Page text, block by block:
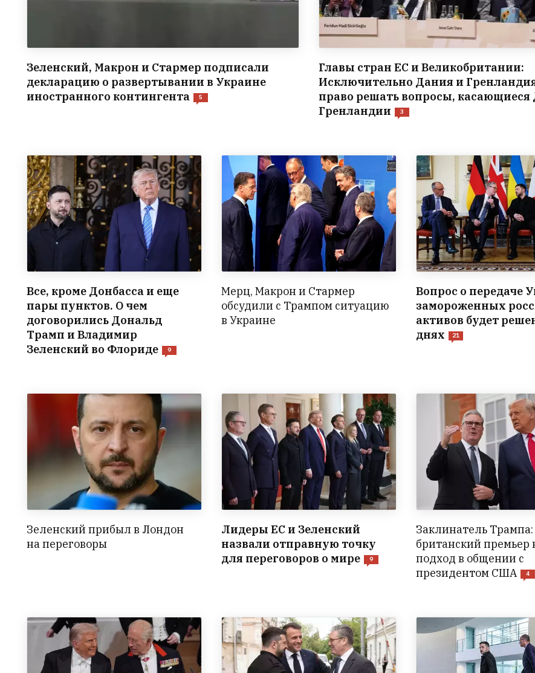
Зеленский, Макрон и Стармер подписали
декларацию о развертывании в Украине
иностранного контингента
5
Главы стран ЕС и Великобритании:
Исключительно Дания и
право решать вопросы,
Гренландии
3
Все, кроме Донбасса и еще
пары пунктов. О чем
договорились Дональд
Трамп и Владимир
Зеленский во Флориде
9
Мерц, Макрон и Стармер
обсудили с Трампом ситуацию
в Украине
Вопрос о передаче
замороженных
активов будет
днях
21
Зеленский прибыл в Лондон
на переговоры
Лидеры ЕС и Зеленский
назвали отправную точку
для переговоров о мире
9
Заклинатель Трампа:
британский премьер
подход в общении с
президентом США
4